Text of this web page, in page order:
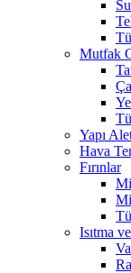
Mutfak
Yapı
Hava
Fırınlar
Isıtma